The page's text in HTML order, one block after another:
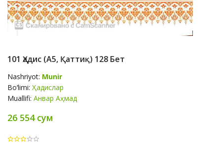
101 Ҳадис (А5, Қаттиқ) 128 Бет
Nashriyot: Munir
Bo‘limi: Ҳадислар
Muallifi: Анвар Аҳмад
26 554 сум